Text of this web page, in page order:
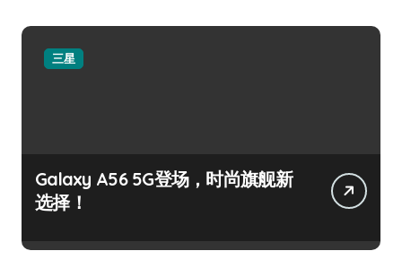
三星
Galaxy A56 5G登场，时尚旗舰新
选择！